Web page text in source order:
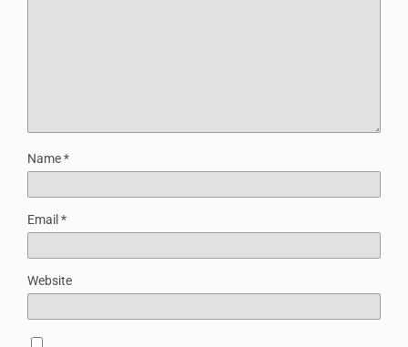
Name*
Email *
Website